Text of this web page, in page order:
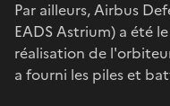
Par ailleurs, Airbus
EADS Astrium) a été
réalisation de
a fourni les piles et